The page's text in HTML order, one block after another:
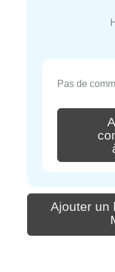
Pas de
Ajouter un